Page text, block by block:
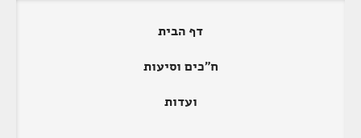
דף הבית
ח"כים וסיעות
ועדות